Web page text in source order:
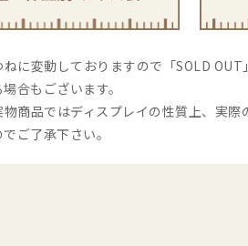
ねに変動しておりますので「SOLD
合もございます。
物商品ではディスプレイの性質上、実際
ご了承下さい。